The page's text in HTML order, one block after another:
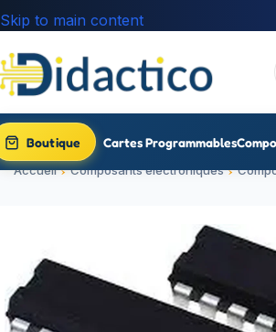
Skip to main content
Boutique Cartes Programmables
Accueil Composants électroniques